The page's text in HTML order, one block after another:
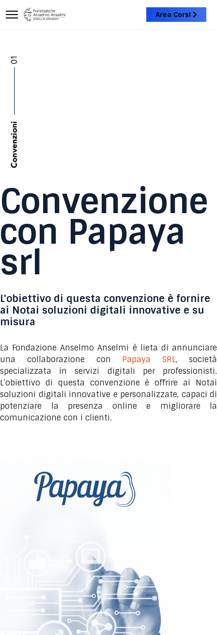
Area Corsi
Convenzione
con Papaya
srl
L'obiettivo di questa convenzione è fornire
ai Notai soluzioni digitali innovative e su
misura
La Fondazione Anselmo Anselmi è lieta di annunciare
una collaborazione con Papaya SRL, società
specializzata in servizi digitali per professionisti.
L’obiettivo di questa convenzione è offrire ai Notai
soluzioni digitali innovative e personalizzate, capaci di
potenziare la presenza online e migliorare la
comunicazione con i clienti.